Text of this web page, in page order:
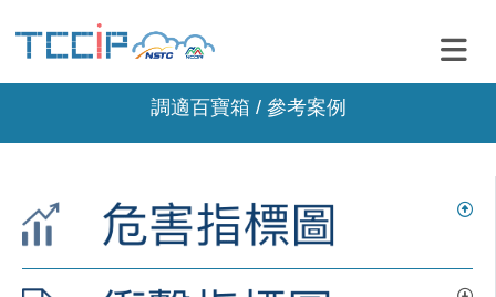
調適百寶箱 / 參考案例